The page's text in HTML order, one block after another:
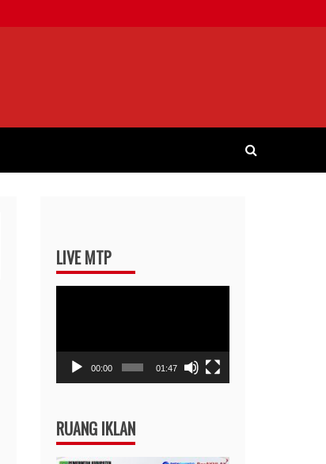
LIVE MTP
00:00 01:47
RUANG IKLAN